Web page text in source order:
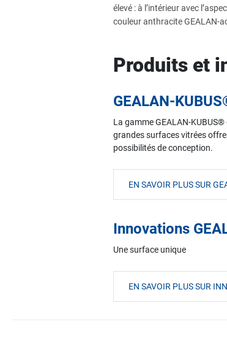
élevé : à l’intérieur avec
couleur anthracite GEALAN-
Produits et
GEALAN-
La gamme GEALAN-
grandes surfaces vitrées
possibilités de conception.
EN SAVOIR PLUS SUR
Innovations
Une surface unique
EN SAVOIR PLUS SUR